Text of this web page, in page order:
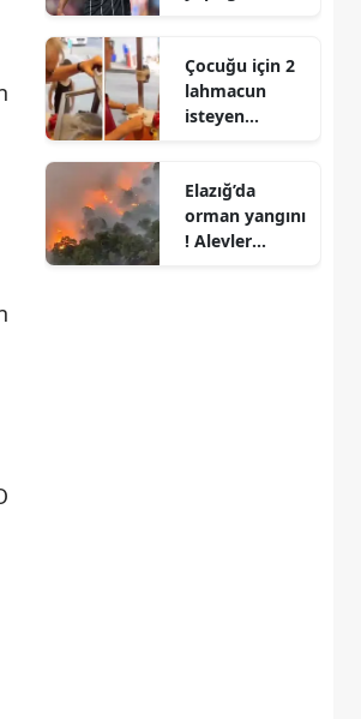
Çocuğu için 2
lahmacun
isteyen
Elazığ’da
orman yangını
! Alevler